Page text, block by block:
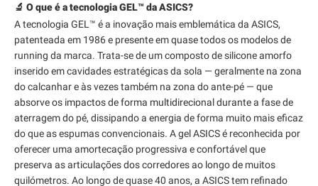
🔬 O que é a tecnologia GEL™ da ASICS?
A tecnologia GEL™ é a inovação mais emblemática da ASICS,
patenteada em 1986 e presente em quase todos os modelos de
running da marca. Trata-se de um composto de silicone amorfo
inserido em cavidades estratégicas da sola — geralmente na zona
do calcanhar e às vezes também na zona do ante-pé — que
absorve os impactos de forma multidirecional durante a fase de
aterragem do pé, dissipando a energia de forma muito mais eficaz
do que as espumas convencionais. A gel ASICS é reconhecida por
oferecer uma amortecação progressiva e confortável que
preserva as articulações dos corredores ao longo de muitos
quilómetros. Ao longo de quase 40 anos, a ASICS tem refinado